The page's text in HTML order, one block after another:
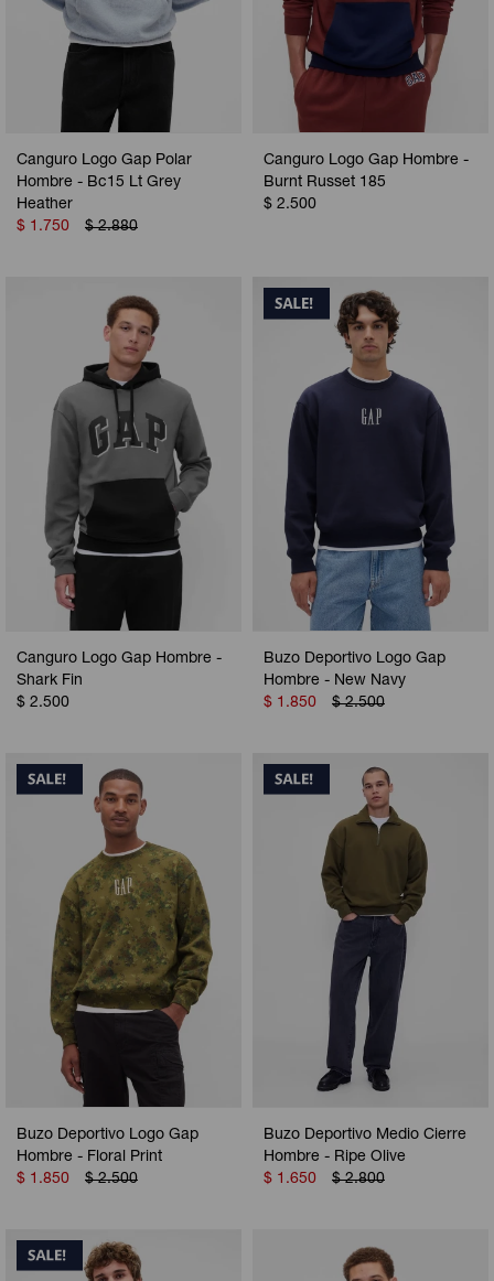
Canguro Logo Gap Polar
Hombre - Bc15 Lt Grey
Heather
$ 1.750 $ 2.880
Canguro Logo Gap Hombre -
Burnt Russet 185
$ 2.500
Canguro Logo Gap Hombre -
Shark Fin
$ 2.500
Buzo Deportivo Logo Gap
Hombre - New Navy
$ 1.850 $ 2.500
Buzo Deportivo Logo Gap
Hombre - Floral Print
$ 1.850 $ 2.500
Buzo Deportivo Medio Cierre
Hombre - Ripe Olive
$ 1.650 $ 2.800